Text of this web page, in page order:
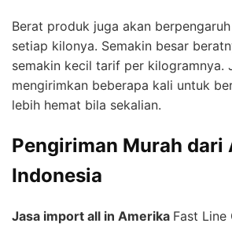
Berat produk juga akan
setiap kilonya. Semakin besar
semakin kecil tarif per kilogramnya.
mengirimkan beberapa kali untuk
lebih hemat bila sekalian.
Pengiriman Murah dari
Indonesia
Jasa import all in Amerika Fast